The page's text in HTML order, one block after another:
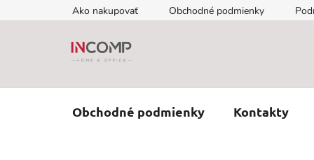
na
Ako nakupovať Obchodné podmienky
Obchodné podmienky Kontakty